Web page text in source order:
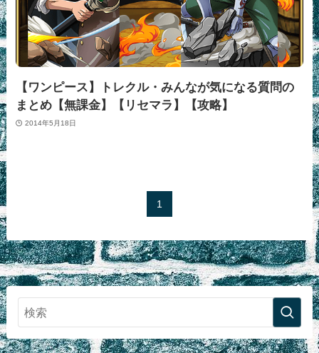
【ワンピース】トレクル・みんなが気になる質問の
まとめ【無課金】【リセマラ】【攻略】
2014年5月18日
1